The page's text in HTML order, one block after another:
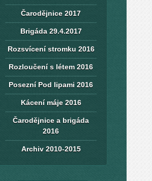
Čarodějnice 2017
Brigáda 29.4.2017
Rozsvícení stromku 2016
Rozloučení s létem 2016
Posezní Pod lipami 2016
Kácení máje 2016
Čarodějnice a brigáda
2016
Archiv 2010-2015